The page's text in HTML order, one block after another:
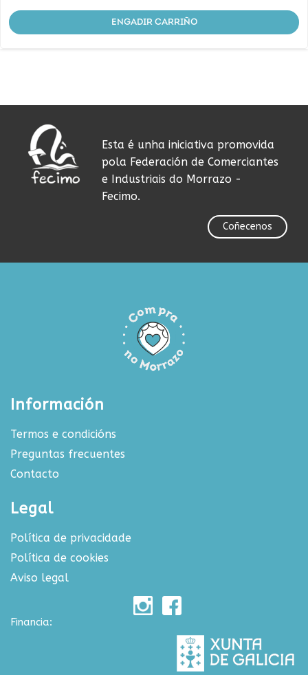
ENGADIR CARRIÑO
Esta é unha iniciativa promovida
pola Federación de Comerciantes
e Industriais do Morrazo -
Fecimo.
Coñecenos
Información
Termos e condicións
Preguntas frecuentes
Contacto
Legal
Política de privacidade
Política de cookies
Aviso legal
Financia: